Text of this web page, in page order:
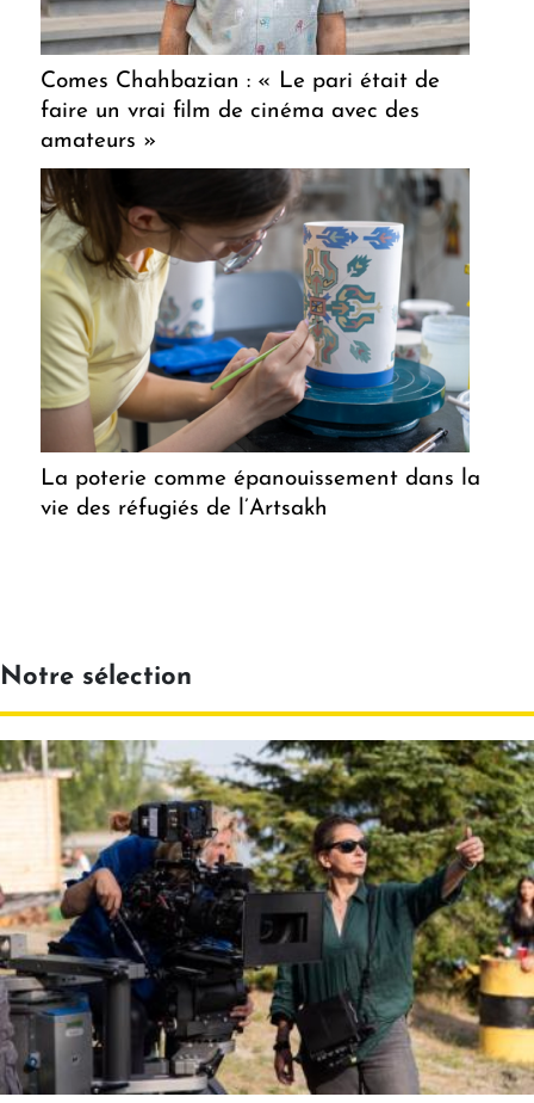
Comes Chahbazian : « Le pari était de
faire un vrai film de cinéma avec des
amateurs »
La poterie comme épanouissement dans la
vie des réfugiés de l’Artsakh
Notre sélection